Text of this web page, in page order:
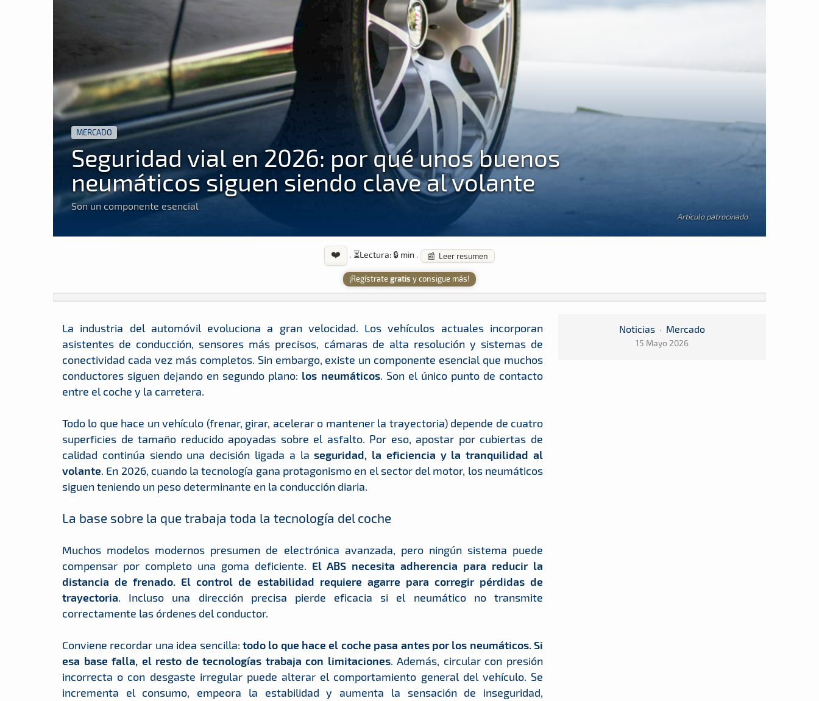
MERCADO
Seguridad vial en 2026: por qué unos buenos
neumáticos siguen siendo clave al volante
Son un componente esencial
Artículo patrocinado
❤️ · ⏳Lectura: 🔒 min · 📰 Leer resumen
¡Regístrategratis y consigue más!
Noticias · Mercado
15 Mayo 2026
La industria del automóvil evoluciona a gran velocidad. Los vehículos actuales incorporan
asistentes de conducción, sensores más precisos, cámaras de alta resolución y sistemas de
conectividad cada vez más completos. Sin embargo, existe un componente esencial que muchos
conductores siguen dejando en segundo plano: los neumáticos. Son el único punto de contacto
entre el coche y la carretera.
Todo lo que hace un vehículo (frenar, girar, acelerar o mantener la trayectoria) depende de cuatro
superficies de tamaño reducido apoyadas sobre el asfalto. Por eso, apostar por cubiertas de
calidad continúa siendo una decisión ligada a laseguridad, la eficiencia y la tranquilidad al
volante. En 2026, cuando la tecnología gana protagonismo en el sector del motor, los neumáticos
siguen teniendo un peso determinante en la conducción diaria.
La base sobre la que trabaja toda la tecnología del coche
Muchos modelos modernos presumen de electrónica avanzada, pero ningún sistema puede
compensar por completo una goma deficiente. El ABS necesita adherencia para reducir la
distancia de frenado. El control de estabilidad requiere agarre para corregir pérdidas de
trayectoria. Incluso una dirección precisa pierde eficacia si el neumático no transmite
correctamente las órdenes del conductor.
Conviene recordar una idea sencilla: todo lo que hace el coche pasa antes por los neumáticos. Si
esa base falla, el resto de tecnologías trabaja con limitaciones. Además, circular con presión
incorrecta o con desgaste irregular puede alterar el comportamiento general del vehículo. Se
incrementa el consumo, empeora la estabilidad y aumenta la sensación de inseguridad,